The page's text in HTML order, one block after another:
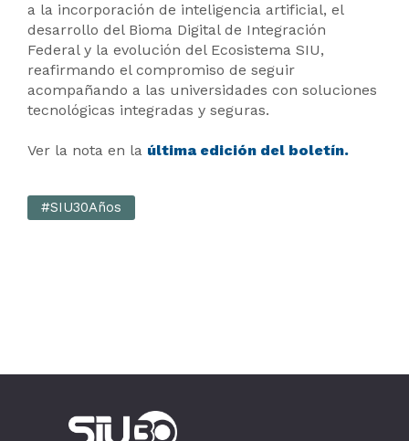
a la incorporación de inteligencia artificial, el
desarrollo del Bioma Digital de Integración
Federal y la evolución del Ecosistema SIU,
reafirmando el compromiso de seguir
acompañando a las universidades con soluciones
tecnológicas integradas y seguras.
Ver la nota en la última edición del boletín.
#SIU30Años